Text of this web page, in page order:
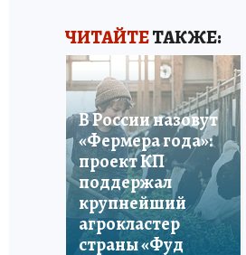
ЧИТАЙТЕТАКЖЕ:
В России назовут
«Фермера года»:
проект КП
поддержал
крупнейший
агрокластер
страны «Фуд